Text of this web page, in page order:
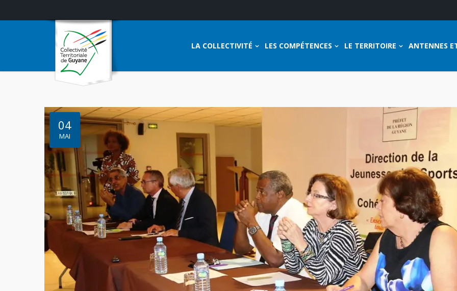
LA COLLECTIVITÉ LES COMPÉTENCES LE TERRITOIRE ANTENNES
04
MAI